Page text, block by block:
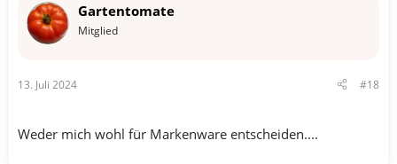
o
:
Gartentomate
Mitglied
13. Juli 2024 #18
Weder mich wohl für Markenware entscheiden....